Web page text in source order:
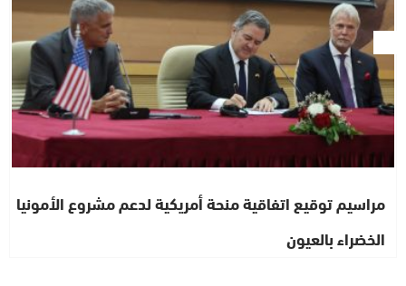
مراسيم توقيع اتفاقية منحة أمريكية لدعم مشروع الأمونيا
الخضراء بالعيون